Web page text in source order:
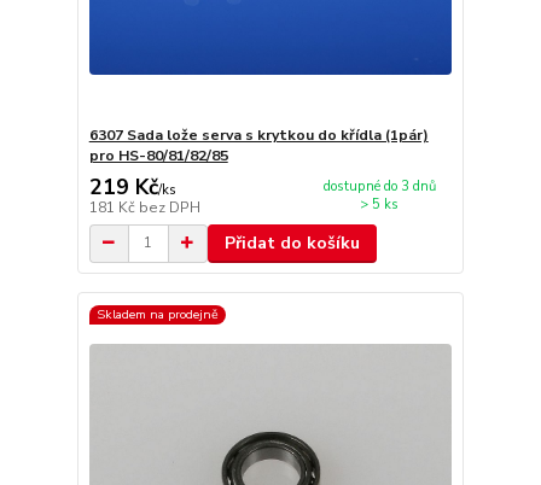
6307 Sada lože serva s krytkou do křídla (1pár)
pro HS-80/81/82/85
219 Kč/ks
181 Kč bez DPH
dostupné do 3 dnů
> 5 ks
Přidat do košíku
Skladem na prodejně